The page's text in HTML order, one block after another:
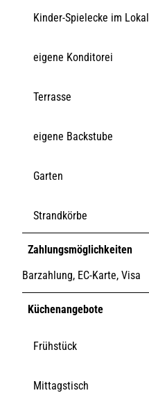
Kinder-Spielecke im Lokal
eigene Konditorei
Terrasse
eigene Backstube
Garten
Strandkörbe
Zahlungsmöglichkeiten
Barzahlung, EC-Karte, Visa
Küchenangebote
Frühstück
Mittagstisch